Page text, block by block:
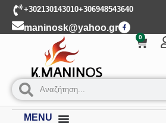
+302130143010+306948543640
maninosk@yahoo.gr
0
MENU